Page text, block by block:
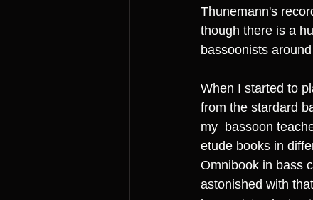
Thunemann's
though there is a
bassoonists
When I started to
from the stardard
my  bassoon
etude books in
Omnibook in bass
astonished with